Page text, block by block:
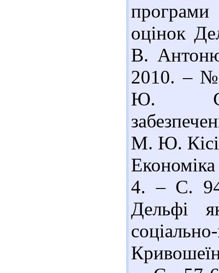
програми
оцінок
В.
2010. –
Ю.
М. Ю.
4. – С.
Дельфі